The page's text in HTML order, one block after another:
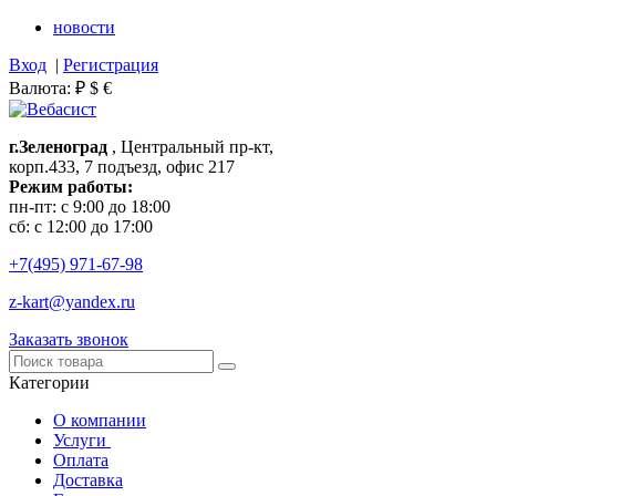
новости
Вход | Регистрация
Валюта: ₽ $ €
г.Зеленоград , Центральный пр-кт,
корп.433, 7 подъезд, офис 217
Режим работы:
пн-пт: с 9:00 до 18:00
сб: с 12:00 до 17:00
+7(495) 971-67-98
z-kart@yandex.ru
Заказать звонок
Категории
О компании
Услуги
Оплата
Доставка